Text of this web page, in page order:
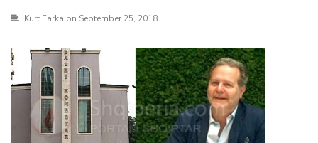
Kurt Farka on September 25, 2018